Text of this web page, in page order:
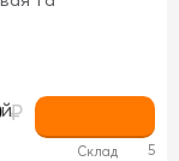
₽
Склад 5